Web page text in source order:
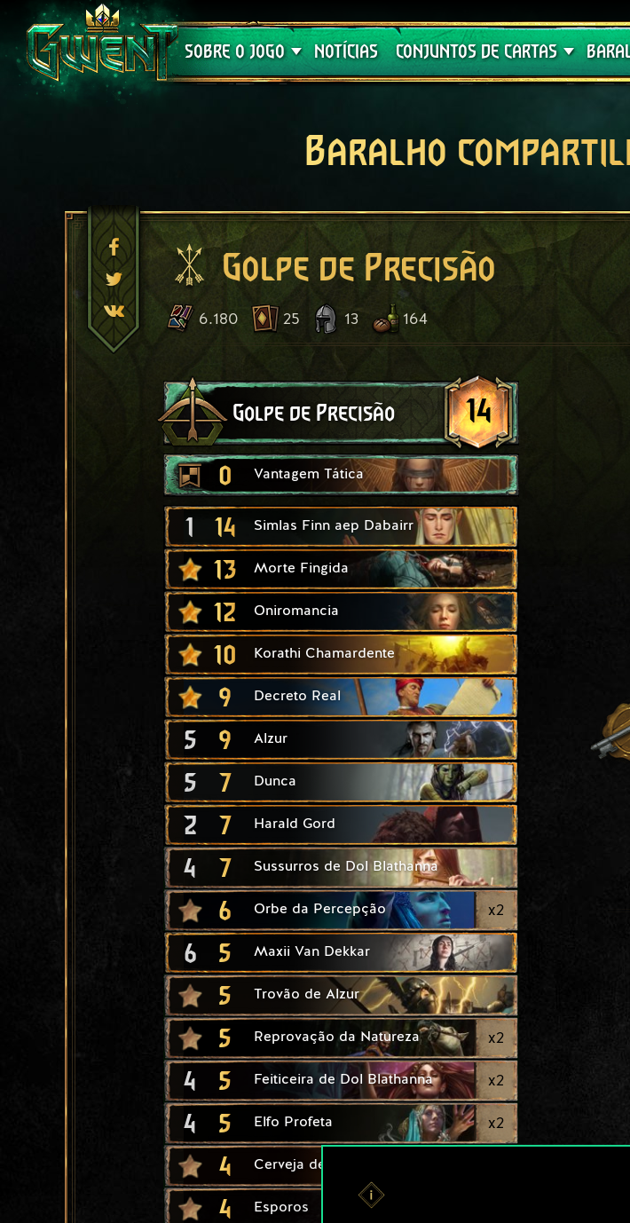
SOBRE O JOGO
Suporte
NOTÍCIAS CONJUNTOS DE CARTAS
Crimson Curse Guia
Baralho
Golpe de Precisão
6.180 25 13 164
Golpe de Precisão 14
0 Vantagem Tática
1 14 Simlas Finn aep Dabairr
13 Morte Fingida
12 Oniromancia
10 Korathi Chamardente
9 Decreto Real
5 9 Alzur
5 7 Dunca
2 7 Harald Gord
4 7 Sussurros de Dol Blathanna
6 Orbe da Percepção x2
6 5 Maxii Van Dekkar
5 Trovão de Alzur
5 Reprovação da Natureza x2
4 5 Feiticeira de Dol Blathanna x2
4 5 Elfo Profeta x2
4 Cerveja de Mahakam
4 Esporos